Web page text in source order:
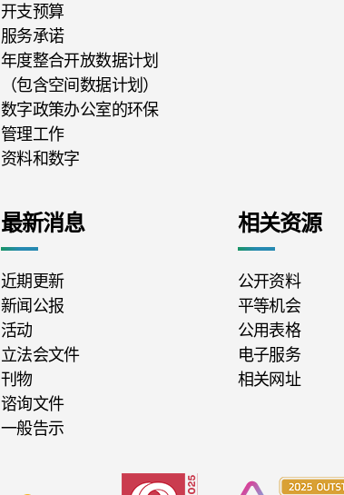
开支预算
服务承诺
年度整合开放数据计划
（包含空间数据计划）
数字政策办公室的环保
管理工作
资料和数字
最新消息
近期更新
新闻公报
活动
立法会文件
刊物
谘询文件
一般告示
相关资源
公开资料
平等机会
公用表格
电子服务
相关网址